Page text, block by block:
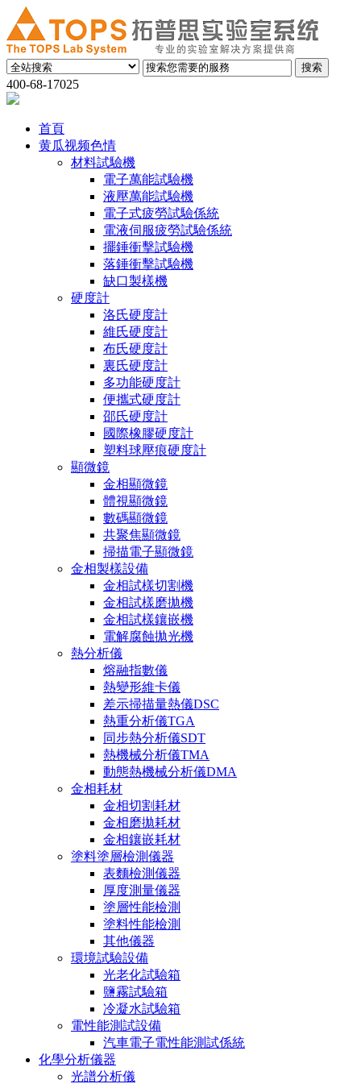
400-68-17025
首頁
黄瓜视频色情
材料試驗機
電子萬能試驗機
液壓萬能試驗機
電子式疲勞試驗係統
電液伺服疲勞試驗係統
擺錘衝擊試驗機
落錘衝擊試驗機
缺口製樣機
硬度計
洛氏硬度計
維氏硬度計
布氏硬度計
裏氏硬度計
多功能硬度計
便攜式硬度計
邵氏硬度計
國際橡膠硬度計
塑料球壓痕硬度計
顯微鏡
金相顯微鏡
體視顯微鏡
數碼顯微鏡
共聚焦顯微鏡
掃描電子顯微鏡
金相製樣設備
金相試樣切割機
金相試樣磨拋機
金相試樣鑲嵌機
電解腐蝕拋光機
熱分析儀
熔融指數儀
熱變形維卡儀
差示掃描量熱儀DSC
熱重分析儀TGA
同步熱分析儀SDT
熱機械分析儀TMA
動態熱機械分析儀DMA
金相耗材
金相切割耗材
金相磨拋耗材
金相鑲嵌耗材
塗料塗層檢測儀器
表麵檢測儀器
厚度測量儀器
塗層性能檢測
塗料性能檢測
其他儀器
環境試驗設備
光老化試驗箱
鹽霧試驗箱
冷凝水試驗箱
電性能測試設備
汽車電子電性能測試係統
化學分析儀器
光譜分析儀